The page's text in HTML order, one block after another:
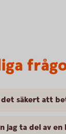
säkert att
jag ta del av